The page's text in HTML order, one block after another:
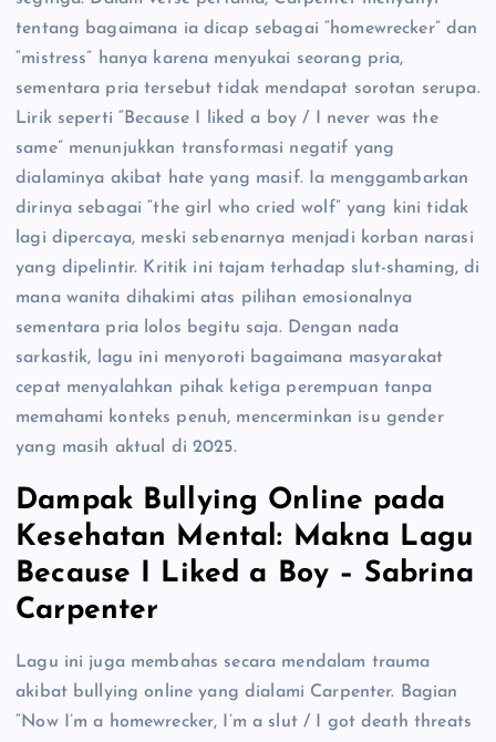
tentang bagaimana ia dicap sebagai “homewrecker” dan
“mistress” hanya karena menyukai seorang pria,
sementara pria tersebut tidak mendapat sorotan serupa.
Lirik seperti “Because I liked a boy / I never was the
same” menunjukkan transformasi negatif yang
dialaminya akibat hate yang masif. Ia menggambarkan
dirinya sebagai “the girl who cried wolf” yang kini tidak
lagi dipercaya, meski sebenarnya menjadi korban narasi
yang dipelintir. Kritik ini tajam terhadap slut-shaming, di
mana wanita dihakimi atas pilihan emosionalnya
sementara pria lolos begitu saja. Dengan nada
sarkastik, lagu ini menyoroti bagaimana masyarakat
cepat menyalahkan pihak ketiga perempuan tanpa
memahami konteks penuh, mencerminkan isu gender
yang masih aktual di 2025.
Dampak Bullying Online pada
Kesehatan Mental: Makna Lagu
Because I Liked a Boy – Sabrina
Carpenter
Lagu ini juga membahas secara mendalam trauma
akibat bullying online yang dialami Carpenter. Bagian
“Now I’m a homewrecker, I’m a slut / I got death threats